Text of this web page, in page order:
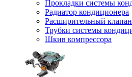
Прокладки системы
Радиатор кондиционера
Расширительный
Трубки системы
Шкив компрессора